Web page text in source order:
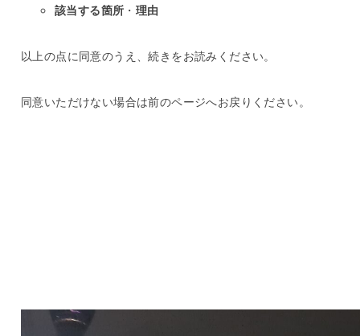
該当する箇所 ・ 理由
以上の点に同意のうえ、続きをお読みください。
同意いただけない場合は前のページへお戻りください。